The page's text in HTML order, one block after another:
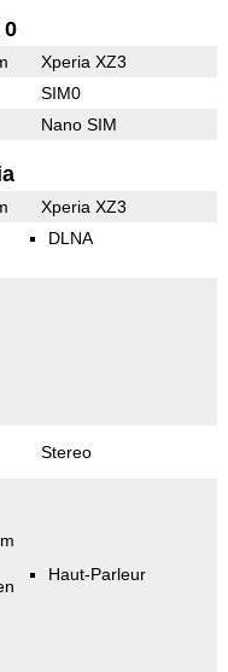
0
Xperia XZ3
SIM0
Nano SIM
Xperia XZ3
DLNA
Stereo
Haut-Parleur